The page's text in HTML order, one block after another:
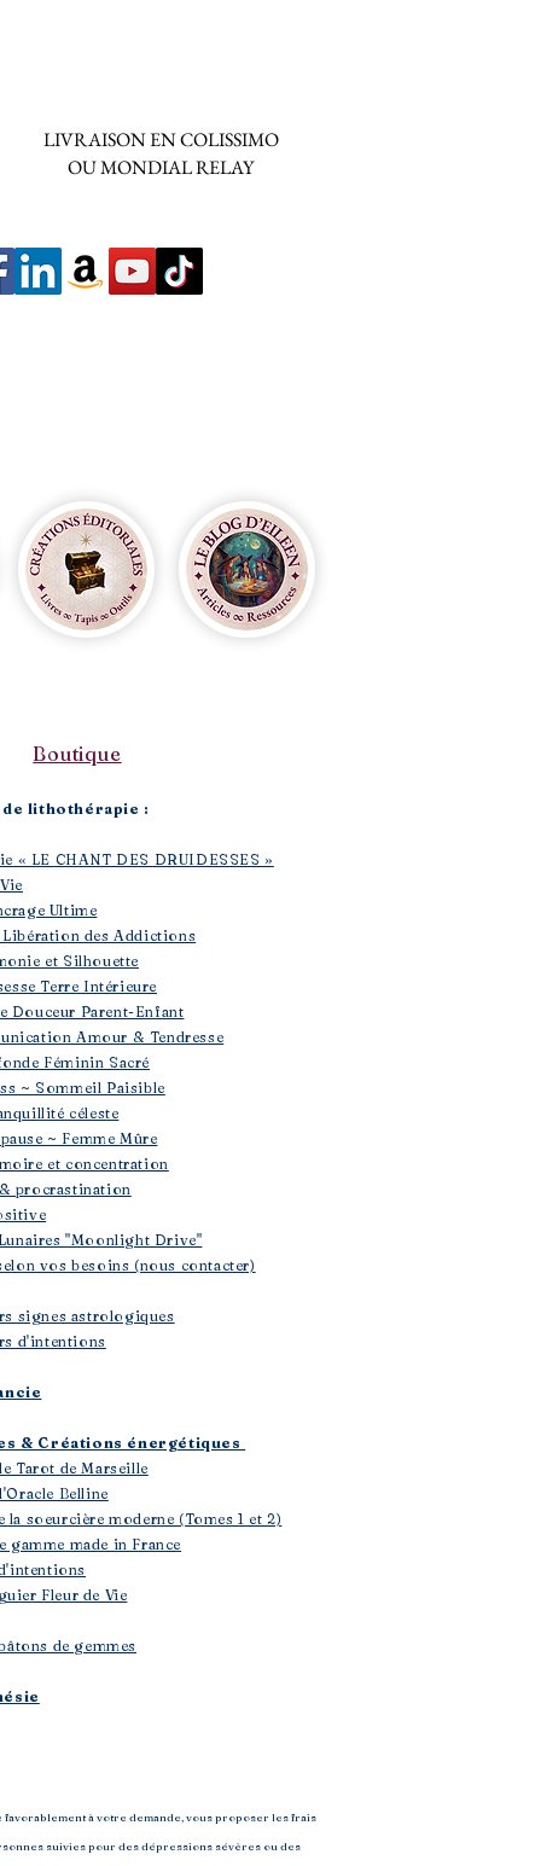
LIVRAISON EN COLISSIMO
OU MONDIAL RELAY
Boutique​
lithothérapie :
« LE CHANT DES DRUIDESSES »
Ultime
Libération des Addictions
et Silhouette
Terre Intérieure
Douceur Parent-Enfant
Amour & Tendresse
Féminin Sacré
~ Sommeil Paisible
céleste
~ Femme Mûre
et concentration
procrastination
"Moonlight Drive"
vos besoins (nous contacter)
signes astrologiques
d'intentions
& Créations énergétiques
Tarot de Marseille
Belline
soeurcière moderne (Tomes 1 et 2)
gamme made in France
Fleur de Vie
de gemmes
à votre demande, vous proposer les frais
suivies pour des dépressions sévères ou des